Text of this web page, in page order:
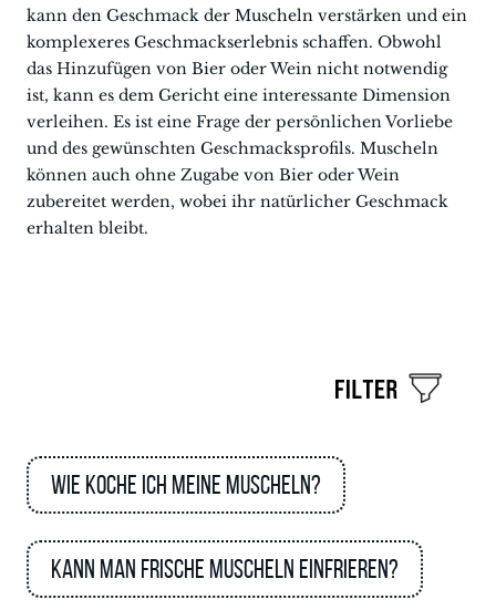
kann den Geschmack der Muscheln verstärken und ein
komplexeres Geschmackserlebnis schaffen. Obwohl
das Hinzufügen von Bier oder Wein nicht notwendig
ist, kann es dem Gericht eine interessante Dimension
verleihen. Es ist eine Frage der persönlichen Vorliebe
und des gewünschten Geschmacksprofils. Muscheln
können auch ohne Zugabe von Bier oder Wein
zubereitet werden, wobei ihr natürlicher Geschmack
erhalten bleibt.
Wie koche ich meine Muscheln?
Kann man frische Muscheln einfrieren?